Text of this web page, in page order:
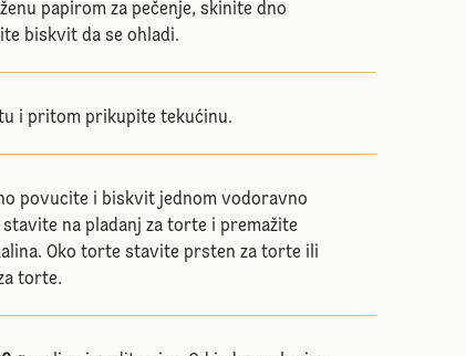
papirom za pečenje, skinite dno
biskvit da se ohladi.
i pritom prikupite tekućinu.
povucite i biskvit jednom vodoravno
na pladanj za torte i premažite
Oko torte stavite prsten za torte ili
torte.